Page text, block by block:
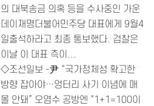
의 대북송금 의혹 등을 수사중인 가운
데이재명더불어민주당 대표에게 9월4
일출석하라고 최종 통보했다. 검찰은
이날 이 대표 측이...
◇조선일보 -尹 “국가정체성 확고한
방향 잡아야…엉터리 사기 이념에 매
몰 안돼” 오염수 공방엔 “1+1=100이